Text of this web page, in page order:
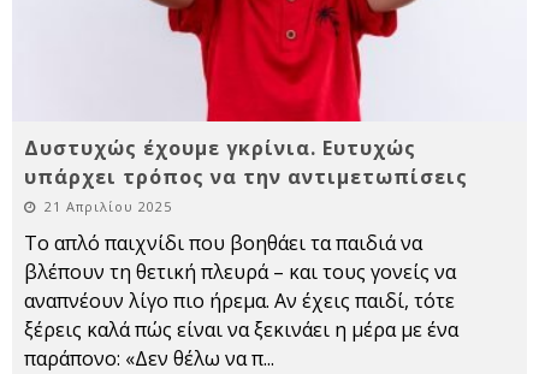
Δυστυχώς έχουμε γκρίνια. Ευτυχώς
υπάρχει τρόπος να την αντιμετωπίσεις
21 Απριλίου 2025
Το απλό παιχνίδι που βοηθάει τα παιδιά να
βλέπουν τη θετική πλευρά – και τους γονείς να
αναπνέουν λίγο πιο ήρεμα. Αν έχεις παιδί, τότε
ξέρεις καλά πώς είναι να ξεκινάει η μέρα με ένα
παράπονο: «Δεν θέλω να π...